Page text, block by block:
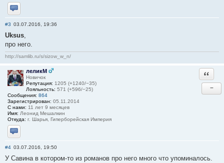
Отправить личное сообщение
#3 03.07.2016, 19:36
Uksus,
про него.
http://samlib.ru/s/sizow_w_n/
леликМ
Новичок
Репутация: 1205 (+1240/−35)
Лояльность: 571 (+596/−25)
Сообщения: 864
Зарегистрирован: 05.11.2014
С нами: 11 лет 9 месяцев
Имя: Леонид Мешалкин
Откуда: г. Шарья, Гиперборейская Империя
Отправить личное сообщение
−
#4 03.07.2016, 19:50
У Савина в котором-то из романов про него много что упоминалось.